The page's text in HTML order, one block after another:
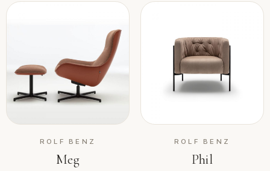
ROLF BENZ
Meg
ROLF BENZ
Phil